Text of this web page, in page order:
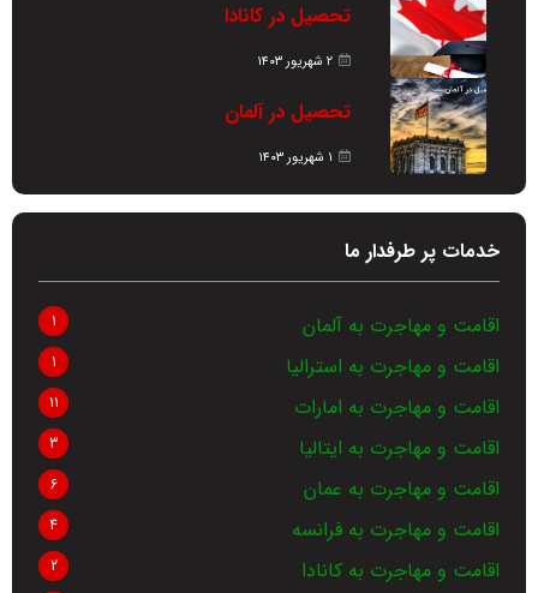
تحصیل در کانادا
۲ شهریور ۱۴۰۳
تحصیل در آلمان
۱ شهریور ۱۴۰۳
خدمات پر طرفدار ما
اقامت و مهاجرت به آلمان 1
اقامت و مهاجرت به استرالیا 1
اقامت و مهاجرت به امارات 11
اقامت و مهاجرت به ایتالیا 3
اقامت و مهاجرت به عمان 6
اقامت و مهاجرت به فرانسه 4
اقامت و مهاجرت به کانادا 2